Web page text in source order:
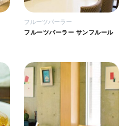
フルーツパーラー
フルーツパーラー サンフルール